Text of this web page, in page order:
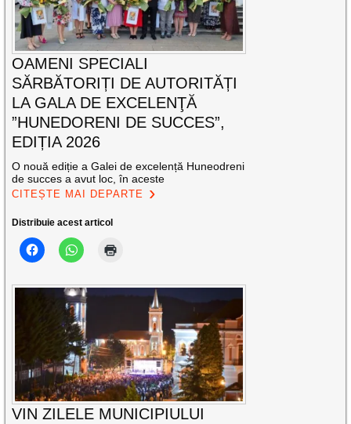
OAMENI SPECIALI
SĂRBĂTORIȚI DE AUTORITĂȚI
LA GALA DE EXCELENŢĂ
”HUNEDORENI DE SUCCES”,
EDIȚIA 2026
O nouă ediție a Galei de excelență Huneodreni
de succes a avut loc, în aceste
CITEȘTE MAI DEPARTE
Distribuie acest articol
VIN ZILELE MUNICIPIULUI